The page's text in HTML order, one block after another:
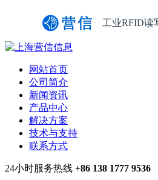
工业RFID读
网站首页
公司简介
新闻资讯
产品中心
解决方案
技术与支持
联系方式
24小时服务热线 +86 138 1777 9536